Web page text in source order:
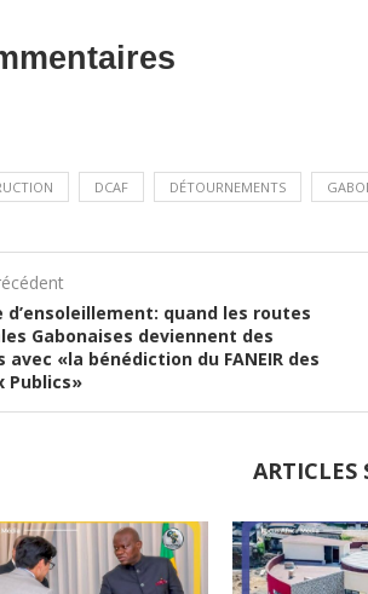
DCAF DÉTOURNEMENTS
d’ensoleillement: quand les routes
Gabonaises deviennent des
avec «la bénédiction du FANEIR des
Publics»
ARTICLES